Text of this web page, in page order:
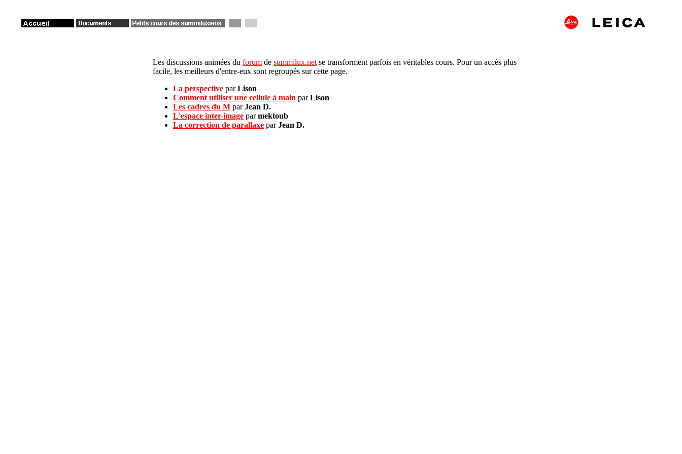
Les discussions animées du forum de summilux.net se transforment parfois en véritables cours. Pour un accès plus
facile, les meilleurs d'entre-eux sont regroupés sur cette page.
La perspective parLison
Comment utiliser une cellule à main parLison
Les cadres du M parJean D.
L'espace inter-image parmektoub
La correction de parallaxe parJean D.